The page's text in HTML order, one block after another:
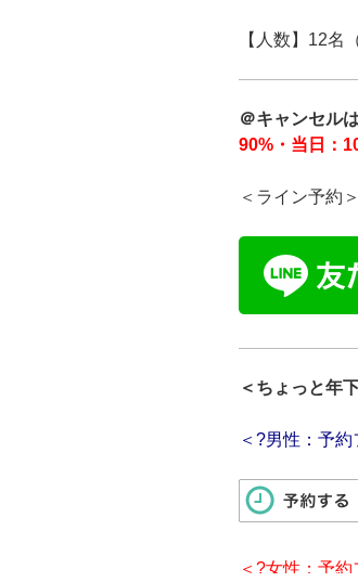
【人数】12名
＠キャンセル
90%・当日：
＜ライン予約＞
＜ちょっと年
＜?男性：予約
＜?女性：予約